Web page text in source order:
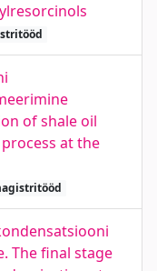
of shale oil
at the
The final stage